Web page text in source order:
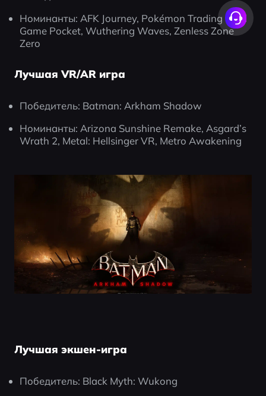
Номинанты: AFK Journey, Pokémon Trading Card
Game Pocket, Wuthering Waves, Zenless Zone
Zero
Лучшая VR/AR игра
Победитель: Batman: Arkham Shadow
Номинанты: Arizona Sunshine Remake, Asgard’s
Wrath 2, Metal: Hellsinger VR, Metro Awakening
Лучшая экшен-игра
Победитель: Black Myth: Wukong